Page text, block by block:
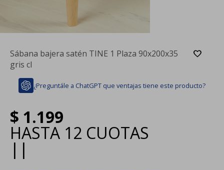
Sábana bajera satén TINE 1 Plaza 90x200x35
gris cl
¿Preguntále a ChatGPT que ventajas tiene este producto?
$ 1.199
HASTA 12 CUOTAS
| |